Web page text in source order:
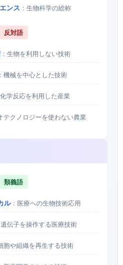
ンス ：生物科学の総称
反対語
：生物を利用しない技術
機械を中心とした技術
化学反応を利用した産業
テクノロジーを使わない農業
類義語
ル：医療への生物技術応用
伝子を操作する医療技術
胞や組織を再生する技術